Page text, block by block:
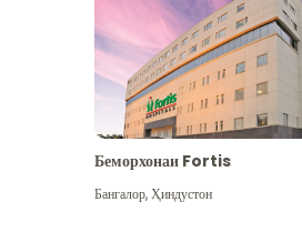
Беморхонаи Fortis
Бангалор,Ҳиндустон